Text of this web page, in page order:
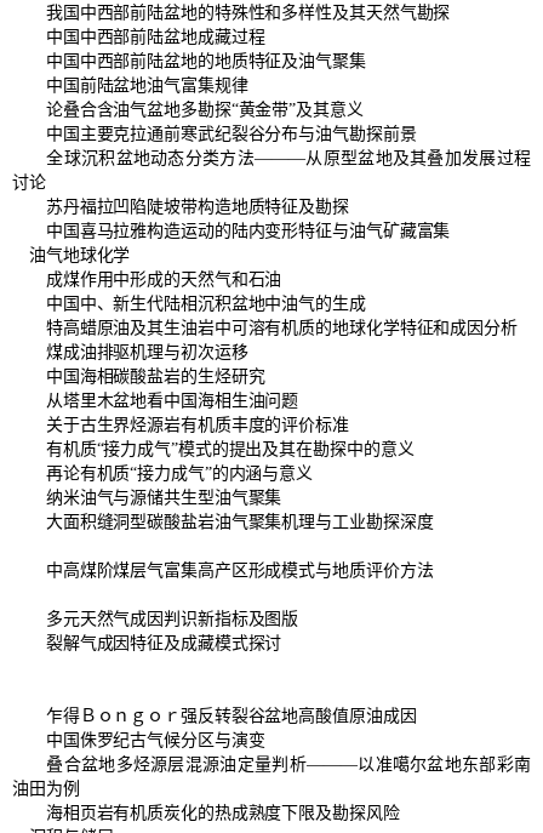
我国中西部前陆盆地的特殊性和多样性及其天然气勘探
中国中西部前陆盆地成藏过程
中国中西部前陆盆地的地质特征及油气聚集
中国前陆盆地油气富集规律
论叠合含油气盆地多勘探“黄金带”及其意义
中国主要克拉通前寒武纪裂谷分布与油气勘探前景
全球沉积盆地动态分类方法———从原型盆地及其叠加发展过程
讨论
苏丹福拉凹陷陡坡带构造地质特征及勘探
中国喜马拉雅构造运动的陆内变形特征与油气矿藏富集
油气地球化学
成煤作用中形成的天然气和石油
中国中、新生代陆相沉积盆地中油气的生成
特高蜡原油及其生油岩中可溶有机质的地球化学特征和成因分析
煤成油排驱机理与初次运移
中国海相碳酸盐岩的生烃研究
从塔里木盆地看中国海相生油问题
关于古生界烃源岩有机质丰度的评价标准
有机质“接力成气”模式的提出及其在勘探中的意义
再论有机质“接力成气”的内涵与意义
纳米油气与源储共生型油气聚集
大面积缝洞型碳酸盐岩油气聚集机理与工业勘探深度
中高煤阶煤层气富集高产区形成模式与地质评价方法
多元天然气成因判识新指标及图版
裂解气成因特征及成藏模式探讨
乍得Ｂｏｎｇｏｒ强反转裂谷盆地高酸值原油成因
中国侏罗纪古气候分区与演变
叠合盆地多烃源层混源油定量判析———以准噶尔盆地东部彩南
油田为例
海相页岩有机质炭化的热成熟度下限及勘探风险